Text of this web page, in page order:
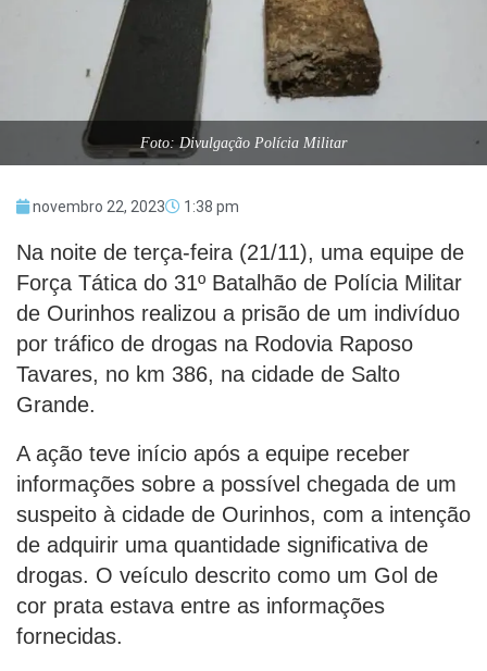
Foto: Divulgação Polícia Militar
novembro 22, 2023 1:38 pm
Na noite de terça-feira (21/11), uma equipe de
Força Tática do 31º Batalhão de Polícia Militar
de Ourinhos realizou a prisão de um indivíduo
por tráfico de drogas na Rodovia Raposo
Tavares, no km 386, na cidade de Salto
Grande.
A ação teve início após a equipe receber
informações sobre a possível chegada de um
suspeito à cidade de Ourinhos, com a intenção
de adquirir uma quantidade significativa de
drogas. O veículo descrito como um Gol de
cor prata estava entre as informações
fornecidas.